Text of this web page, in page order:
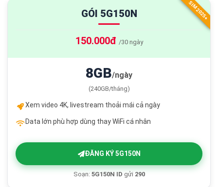
SIM 2025+
GÓI 5G150N
150.000đ /30 ngày
8GB/ngày
(240GB/tháng)
Xem video 4K, livestream thoải mái cả ngày
Data lớn phù hợp dùng thay WiFi cá nhân
ĐĂNG KÝ 5G150N
Soạn: 5G150N ID gửi 290